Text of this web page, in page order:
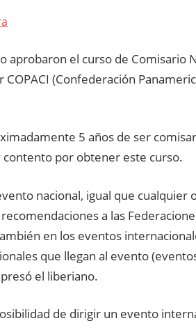
aprobaron el curso de Comisario
(Confederación
5 años de ser
por obtener este curso.
nacional, igual que cualquier
a las
en los eventos
que llegan al evento
el liberiano.
de dirigir un evento